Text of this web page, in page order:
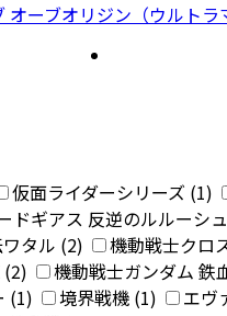
ーブオリジン（ウルト
仮面ライダーシリーズ (1)
ドギアス 反逆のルルーシ
タル (2)
機動戦士クロ
(2)
機動戦士ガンダム
(1)
境界戦機 (1)
エヴ